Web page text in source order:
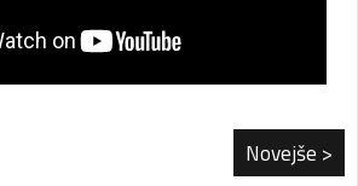
Novejše >